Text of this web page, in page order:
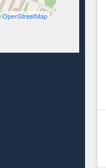
OpenStreetMap